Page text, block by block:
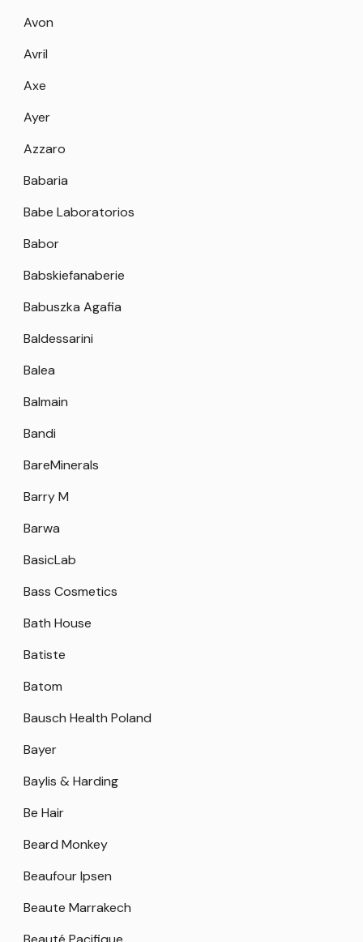
Avon
Avril
Axe
Ayer
Azzaro
Babaria
Babe Laboratorios
Babor
Babskiefanaberie
Babuszka Agafia
Baldessarini
Balea
Balmain
Bandi
BareMinerals
Barry M
Barwa
BasicLab
Bass Cosmetics
Bath House
Batiste
Batom
Bausch Health Poland
Bayer
Baylis & Harding
Be Hair
Beard Monkey
Beaufour Ipsen
Beaute Marrakech